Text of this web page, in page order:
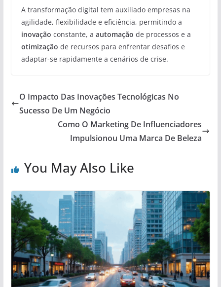
A transformação digital tem auxiliado empresas na
agilidade, flexibilidade e eficiência, permitindo a
inovação constante, a automação de processos e a
otimização de recursos para enfrentar desafios e
adaptar-se rapidamente a cenários de crise.
O Impacto Das Inovações Tecnológicas No
Sucesso De Um Negócio
Como O Marketing De Influenciadores
Impulsionou Uma Marca De Beleza
You May Also Like